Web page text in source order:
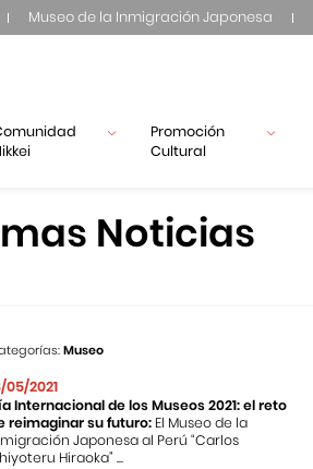
Museo de la Inmigración Japonesa
Promoción
Cultural
Noticias
Museo
05/2021
Internacional de los Museos 2021: el reto
reimaginar su futuro: El Museo de la
Japonesa al Perú “Carlos
Hiraoka” ...